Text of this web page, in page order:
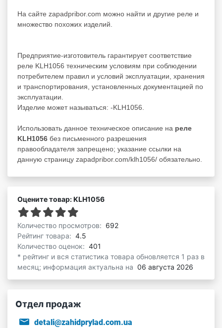
На сайте zapadpribor.com можно найти и другие реле и
множество похожих изделий.
Предприятие-изготовитель гарантирует соответствие
реле KLH1056 техническим условиям при соблюдении
потребителем правил и условий эксплуатации, хранения
и транспортирования, установленных документацией по
эксплуатации.
Изделие может называться: -KLH1056.
Использовать данное техническое описание на реле
KLH1056 без письменного разрешения
правообладателя запрещено; указание ссылки на
данную страницу zapadpribor.com/klh1056/ обязательно.
Оцените товар: KLH1056
Количество просмотров: 692
Рейтинг товара: 4.5
Количество оценок: 401
* рейтинг и вся статистика товара обновляется 1 раз в
месяц; информация актуальна на 06 августа 2026
Отдел продаж
detali@zahidprylad.com.ua